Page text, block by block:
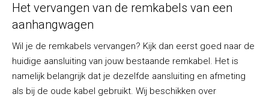
Het vervangen van de remkabels van een
aanhangwagen
Wil je de remkabels vervangen? Kijk dan eerst goed naar de
huidige aansluiting van jouw bestaande remkabel. Het is
namelijk belangrijk dat je dezelfde aansluiting en afmeting
als bij de oude kabel gebruikt. Wij beschikken over